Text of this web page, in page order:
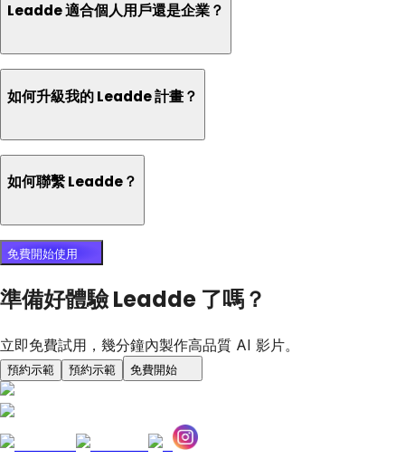
Leadde 適合個人用戶還是企業？
如何升級我的 Leadde 計畫？
如何聯繫 Leadde？
免費開始使用
準備好體驗 Leadde 了嗎？
立即免費試用，幾分鐘內製作高品質 AI 影片。
預約示範 預約示範 免費開始